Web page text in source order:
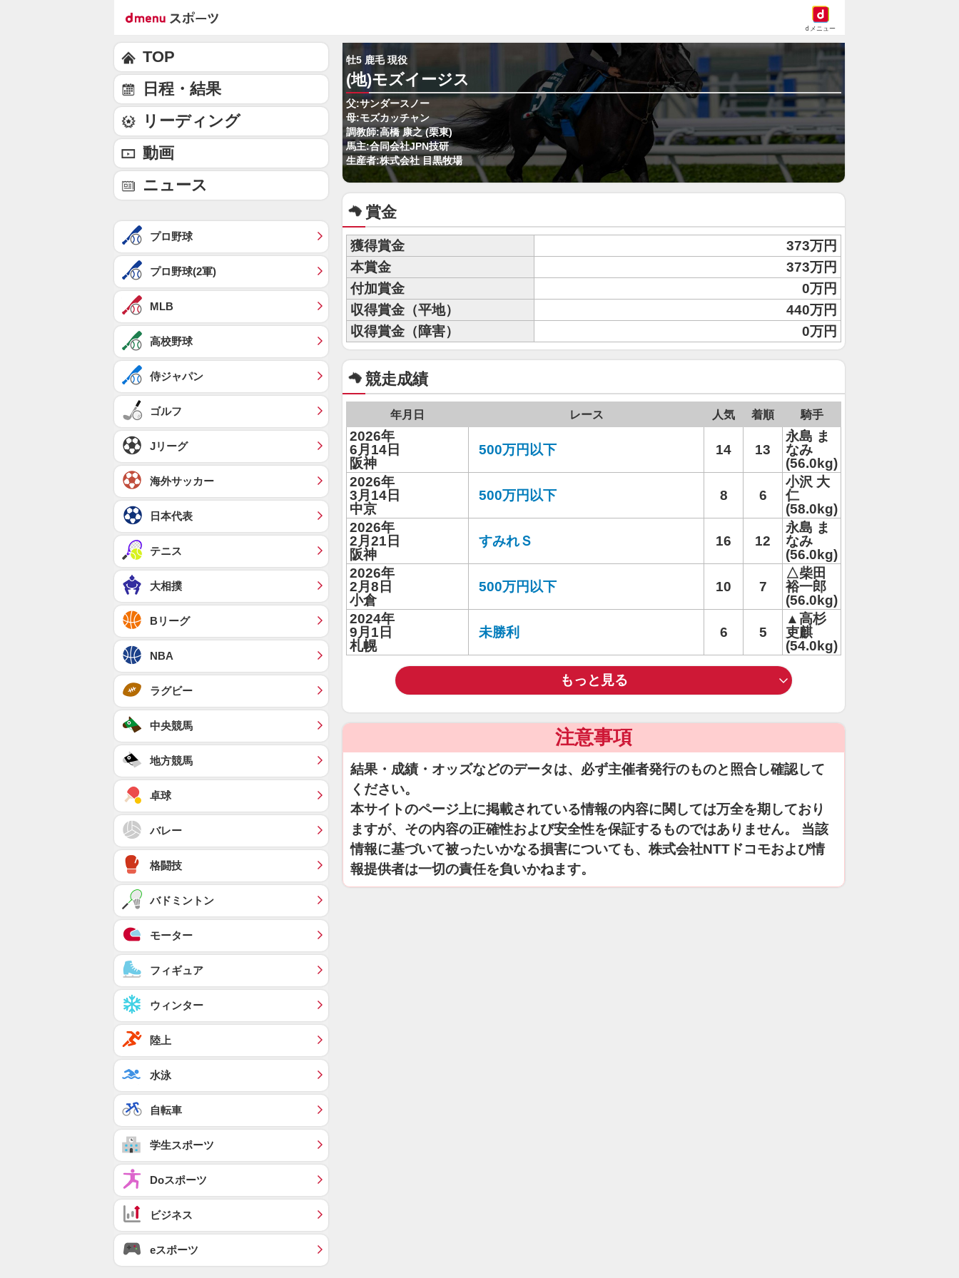
dメニュー
牡5 鹿毛 現役
(地)モズイージス
父:サンダースノー
母:モズカッチャン
調教師:高橋 康之 (栗東)
馬主:合同会社JPN技研
生産者:株式会社 目黒牧場
賞金
獲得賞金
373万円
本賞金
373万円
付加賞金
0万円
収得賞金（平地）
440万円
収得賞金（障害）
0万円
競走成績
年月日 レース 人気 着順 騎手
2026年
6月14日
阪神
500万円以下 14 13
永島 ま
なみ
(56.0kg)
2026年
3月14日
中京
500万円以下 8 6
小沢 大
仁
(58.0kg)
2026年
2月21日
阪神
すみれＳ 16 12
永島 ま
なみ
(56.0kg)
2026年
2月8日
小倉
500万円以下 10 7
△柴田
裕一郎
(56.0kg)
2024年
9月1日
札幌
未勝利 6 5
▲高杉
吏麒
(54.0kg)
もっと見る
注意事項
結果・成績・オッズなどのデータは、必ず主催者発行のものと照合し確認して
ください。
本サイトのページ上に掲載されている情報の内容に関しては万全を期しており
ますが、その内容の正確性および安全性を保証するものではありません。 当該
情報に基づいて被ったいかなる損害についても、株式会社NTTドコモおよび情
報提供者は一切の責任を負いかねます。
TOP
日程・結果
リーディング
動画
ニュース
プロ野球
プロ野球(2軍)
MLB
高校野球
侍ジャパン
ゴルフ
Jリーグ
海外サッカー
日本代表
テニス
大相撲
Bリーグ
NBA
ラグビー
中央競馬
地方競馬
卓球
バレー
格闘技
バドミントン
モーター
フィギュア
ウィンター
陸上
水泳
自転車
学生スポーツ
Doスポーツ
ビジネス
eスポーツ